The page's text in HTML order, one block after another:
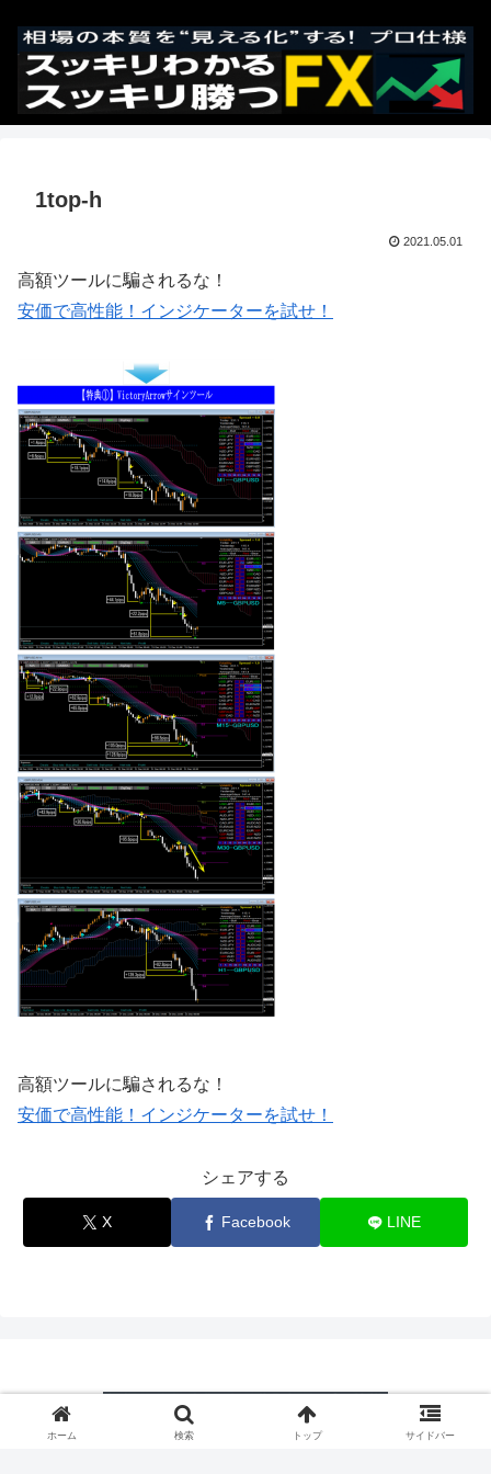
1top-h
2021.05.01
高額ツールに騙されるな！
安価で高性能！インジケーターを試せ！
高額ツールに騙されるな！
安価で高性能！インジケーターを試せ！
シェアする
X Facebook LINE
ホーム 検索 トップ サイドバー